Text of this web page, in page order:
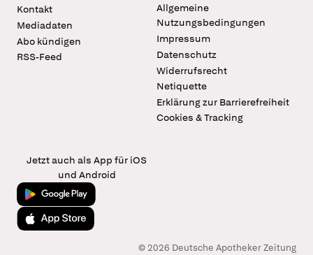
Kontakt
Mediadaten
Abo kündigen
RSS-Feed
Allgemeine
Nutzungsbedingungen
Impressum
Datenschutz
Widerrufsrecht
Netiquette
Erklärung zur Barrierefreiheit
Cookies & Tracking
Jetzt auch als App für iOS
und Android
Jetzt bei Google Play
Laden im App Store
© 2026 Deutsche Apotheker Zeitung